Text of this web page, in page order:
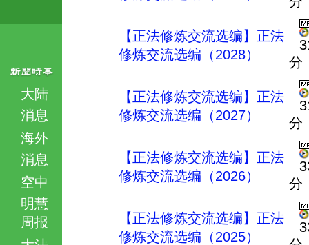
大陆
消息
海外
消息
空中
明慧
周报
【正法修炼交流选编】正法
修炼交流选编（2028）
分
【正法修炼交流选编】正法
修炼交流选编（2027）
分
【正法修炼交流选编】正法
修炼交流选编（2026）
分
【正法修炼交流选编】正法
修炼交流选编（2025）